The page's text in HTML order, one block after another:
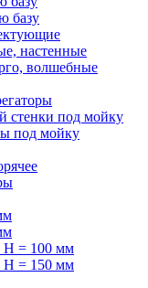
базу
настенные
волшебные
стенки под мойку
под мойку
H = 100 мм
H = 150 мм